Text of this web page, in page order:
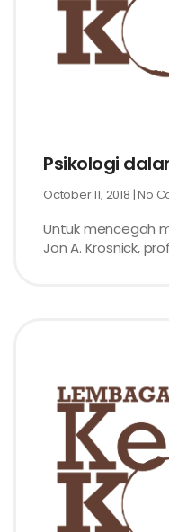
Psikologi
October 11, 2018 No
Untuk mencegah
Jon A. Krosnick,